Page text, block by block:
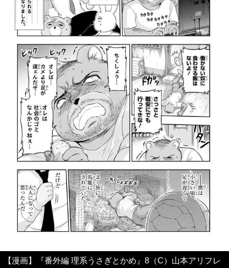
【漫画】『番外編 理系うさぎとかめ』8（C）山本アリフレ